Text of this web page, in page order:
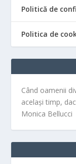
Politică de
Politica de
Când oamenii
același timp,
Monica Bellucci